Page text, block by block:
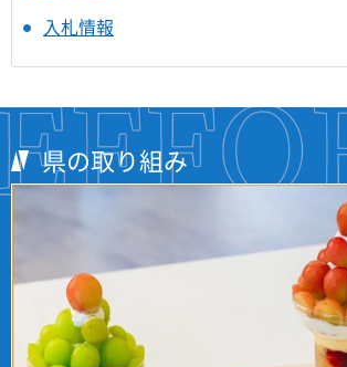
入札情報
県の取り組み